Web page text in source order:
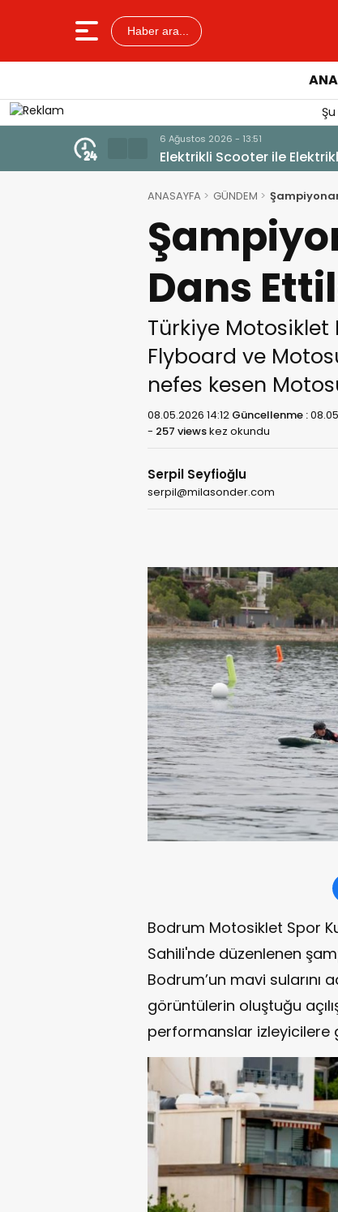
Haber ara...
6 Ağustos 2026 - 13:51
Elektrikli Scooter ile
ANASAYFA GÜNDEM
Dans
Türkiye Motosiklet
Flyboard ve
nefes kesen
08.05.2026 14:12 Güncellenme :
- 257 viewskez okundu
Serpil Seyfioğlu
serpil@milasonder.com
Bodrum Motosiklet Spor
Sahili'nde düzenlenen
Bodrum’un mavi
görüntülerin oluştuğu
performanslar izleyicilere